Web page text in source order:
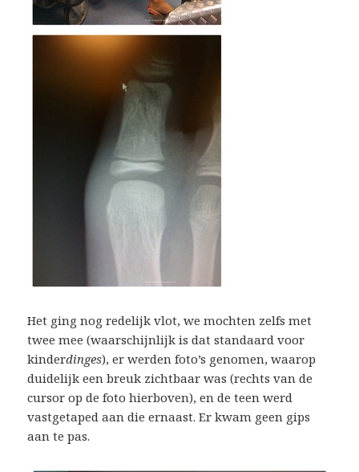
Het ging nog redelijk vlot, we mochten zelfs met
twee mee (waarschijnlijk is dat standaard voor
kinderdinges), er werden foto’s genomen, waarop
duidelijk een breuk zichtbaar was (rechts van de
cursor op de foto hierboven), en de teen werd
vastgetaped aan die ernaast. Er kwam geen gips
aan te pas.